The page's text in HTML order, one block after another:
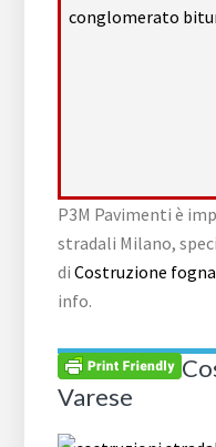
conglomerato
P3M Pavimenti è
stradali Milano,
diCostruzione
info.
Varese